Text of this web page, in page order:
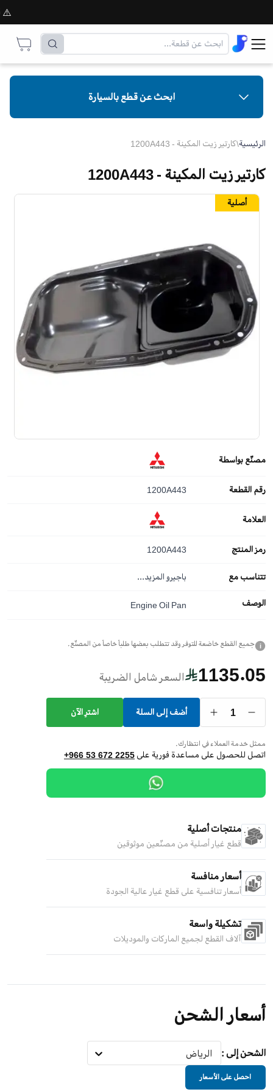
⚠️
ابحث عن قطع بالسيارة
الرئيسية\كارتير زيت المكينة - 1200A443
كارتير زيت المكينة - 1200A443
مصنّع بواسطة
رقم القطعة 1200A443
العلامة
رمز المنتج 1200A443
تتناسب مع باجيرو المزيد...
الوصف Engine Oil Pan
i جميع القطع خاضعة للتوفر وقد تتطلب بعضها طلباً خاصاً من المصنّع.
1135.05 السعر شامل الضريبة
1 أضف إلى السلة اشترِ الآن
ممثل خدمة العملاء في انتظارك.
اتصل للحصول على مساعدة فورية على +966 53 672 2255
منتجات أصلية
قطع غيار أصلية من مصنّعين موثوقين
أسعار منافسة
أسعار تنافسية على قطع غيار عالية الجودة
تشكيلة واسعة
آلاف القطع لجميع الماركات والموديلات
أصلية
أسعار الشحن
الشحن إلى : الرياض
احصل على الأسعار